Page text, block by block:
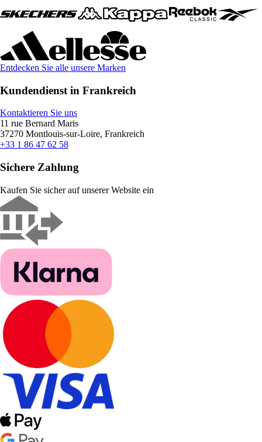
Entdecken Sie alle unsere Marken
Kundendienst in Frankreich
Kontaktieren Sie uns
11 rue Bernard Maris
37270 Montlouis-sur-Loire, Frankreich
+33 1 86 47 62 58
Sichere Zahlung
Kaufen Sie sicher auf unserer Website ein